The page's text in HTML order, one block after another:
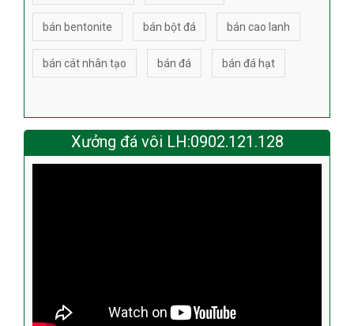
bán bentonite bán bột đá bán cao lanh
bán cát nhân tạo bán đá bán đá hạt
Xưởng đá vôi LH:0902.121.128